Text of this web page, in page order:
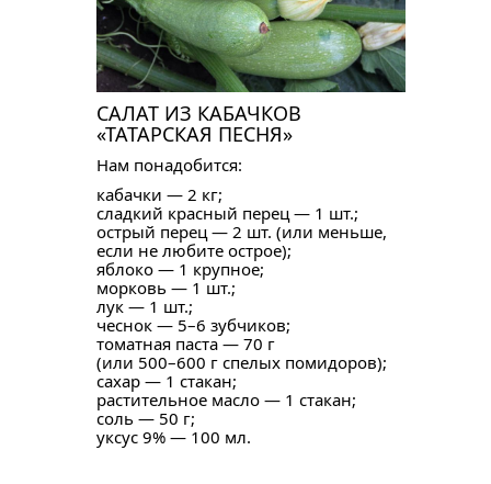
САЛАТ ИЗ КАБАЧКОВ
«ТАТАРСКАЯ ПЕСНЯ»
Нам понадобится:
кабачки — 2 кг;
сладкий красный перец — 1 шт.;
острый перец — 2 шт. (или меньше,
если не любите острое);
яблоко — 1 крупное;
морковь — 1 шт.;
лук — 1 шт.;
чеснок — 5–6 зубчиков;
томатная паста — 70 г
(или 500–600 г спелых помидоров);
сахар — 1 стакан;
растительное масло — 1 стакан;
соль — 50 г;
уксус 9% — 100 мл.